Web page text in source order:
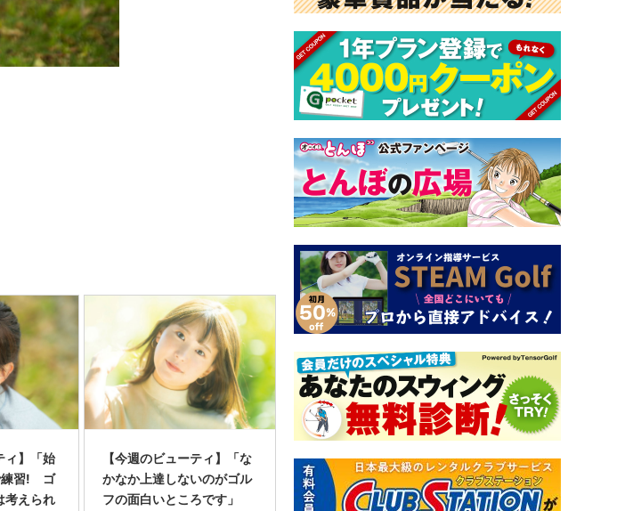
ィ】「始
練習! ゴ
考えられ
【今週のビューティ】「な
かなか上達しないのがゴル
フの面白いところです」